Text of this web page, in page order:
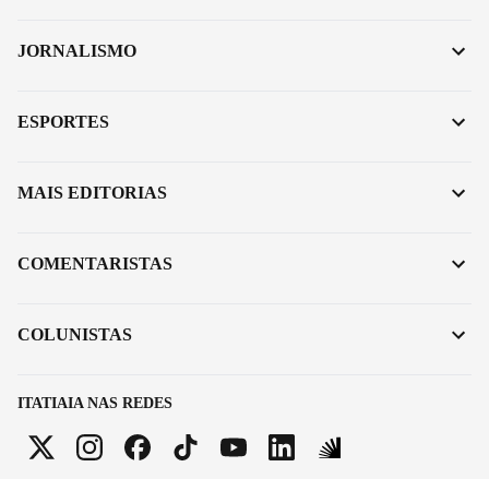
ITATIAIA NAS REDES
JORNALISMO
ESPORTES
MAIS EDITORIAS
COMENTARISTAS
COLUNISTAS